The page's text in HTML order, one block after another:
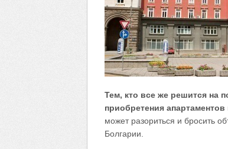
Тем, кто все же решится на
приобретения
может разориться и бросить
Болгарии.